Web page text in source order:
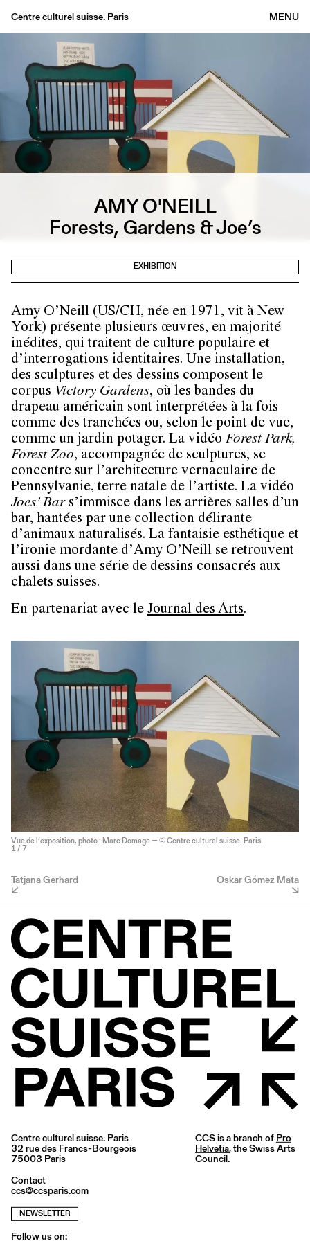
MENU
Centre culturel suisse. Paris
Bookshop
Buvette
Archives
Medias
Publications
About
AMY O'NEILL
Forests, Gardens & Joe’s
EXHIBITION
Amy O’Neill (US/CH, née en 1971, vit à New
York) présente plusieurs œuvres, en majorité
inédites, qui traitent de culture populaire et
d’interrogations identitaires. Une installation,
des sculptures et des dessins composent le
corpus Victory Gardens, où les bandes du
drapeau américain sont interprétées à la fois
comme des tranchées ou, selon le point de vue,
comme un jardin potager. La vidéo Forest Park,
Forest Zoo, accompagnée de sculptures, se
concentre sur l’architecture vernaculaire de
Pennsylvanie, terre natale de l’artiste. La vidéo
Joes’ Bars’immisce dans les arrières salles d’un
bar, hantées par une collection délirante
d’animaux naturalisés. La fantaisie esthétique et
l’ironie mordante d’Amy O’Neill se retrouvent
aussi dans une série de dessins consacrés aux
chalets suisses.
En partenariat avec le Journal des Arts.
Vue de l’exposition, photo : Marc Domage — © Centre culturel suisse. Paris
1 / 7
Tatjana Gerhard Oskar Gómez Mata
Centre culturel suisse. Paris
32 rue des Francs-Bourgeois
75003 Paris
Contact
ccs@ccsparis.com
NEWSLETTER
Follow us on:
CCS is a branch of Pro
Helvetia, the Swiss Arts
Council.